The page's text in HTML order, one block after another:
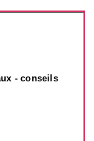
- conseils